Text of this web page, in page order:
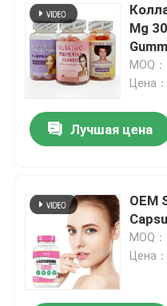
Mg
MOQ
Цена
Лучшая цена
OEM
MOQ
Цена